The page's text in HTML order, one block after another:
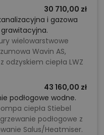
30 710,00 zł
i gazowa
wielowarstwowe
Wavin AS,
ciepła LWZ
43 160,00 zł
podłogowe wodne.
ciepła Stiebel
podłogowe z
Salus/Heatmiser.